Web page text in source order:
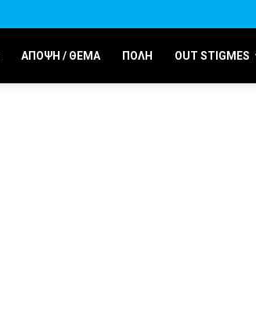
ΑΠΟΨΗ / ΘΕΜΑ ΠΟΛΗ OUT STIGMES